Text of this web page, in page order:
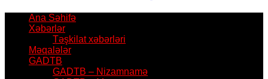
Ana Səhifə
Xəbərlər
Təşkilat xəbərləri
Məqalələr
GADTB
GADTB – Nizamnamə